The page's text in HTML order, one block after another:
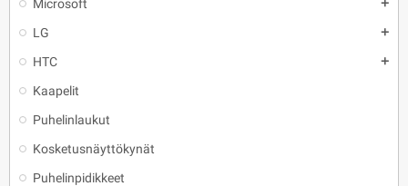
Microsoft add
LG add
HTC add
Kaapelit
Puhelinlaukut
Kosketusnäyttökynät
Puhelinpidikkeet